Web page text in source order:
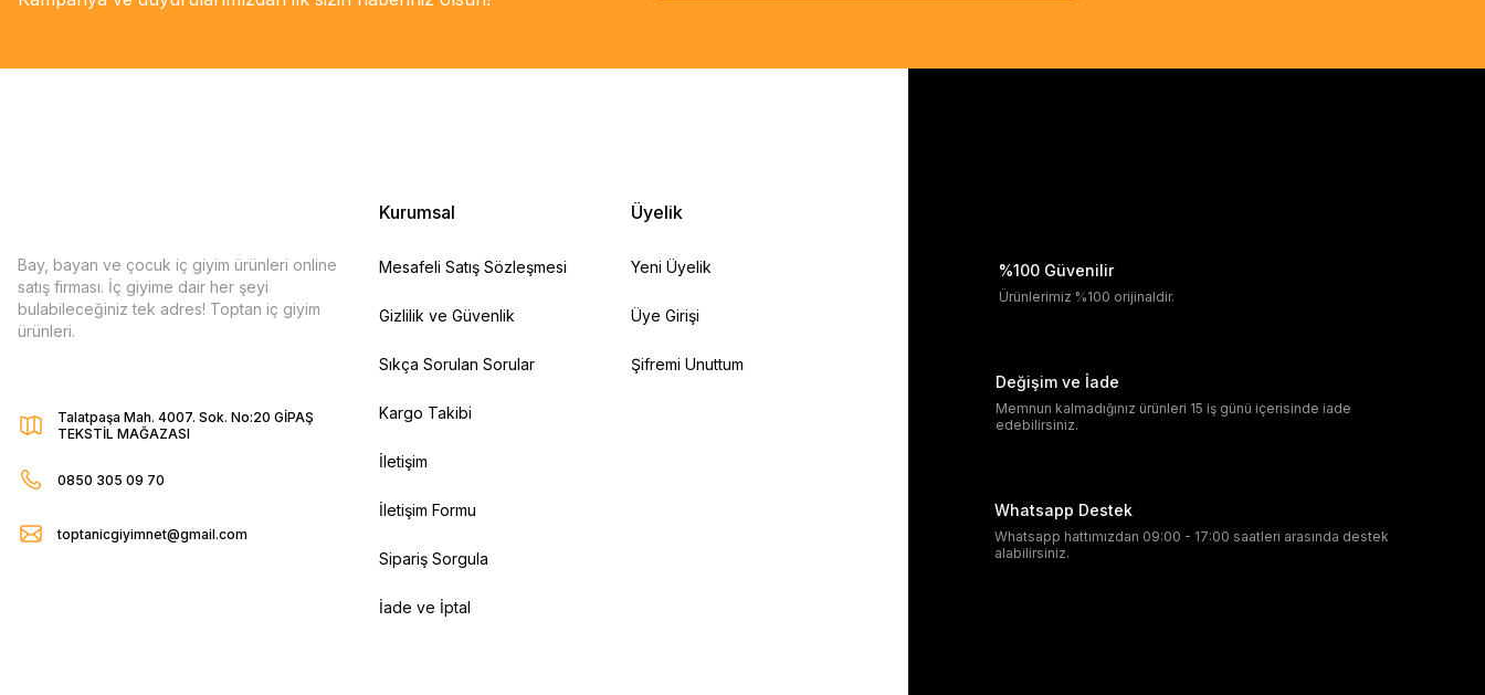
Bay, bayan ve çocuk iç giyim ürünleri online
satış firması. İç giyime dair her şeyi
bulabileceğiniz tek adres! Toptan iç giyim
ürünleri.
Talatpaşa Mah. 4007. Sok. No:20 GİPAŞ
TEKSTİL MAĞAZASI
0850 305 09 70
toptanicgiyimnet@gmail.com
Kurumsal
Mesafeli Satış Sözleşmesi
Gizlilik ve Güvenlik
Sıkça Sorulan Sorular
Kargo Takibi
İletişim
İletişim Formu
Sipariş Sorgula
İade ve İptal
Üyelik
Yeni Üyelik
Üye Girişi
Şifremi Unuttum
%100 Güvenilir
Ürünlerimiz %100 orijinaldir.
Değişim ve İade
Memnun kalmadığınız ürünleri 15 iş günü içerisinde iade
edebilirsiniz.
Whatsapp Destek
Whatsapp hattımızdan 09:00 - 17:00 saatleri arasında destek
alabilirsiniz.